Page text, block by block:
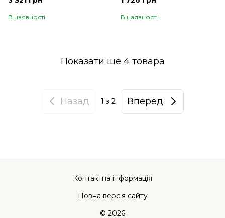
В наявності В наявності
Показати ще 4 товара
Назад 1 з 2 Вперед
Контактна інформація
Повна версія сайту
© 2026